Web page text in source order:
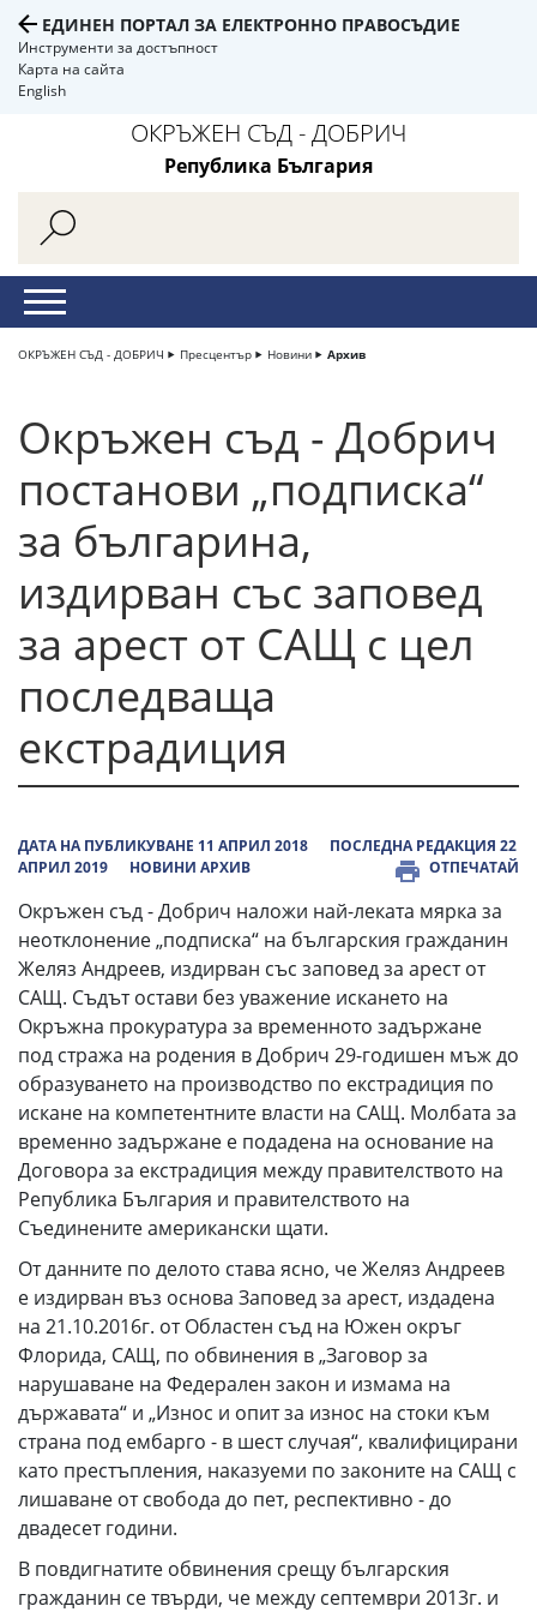
ЕДИНЕН ПОРТАЛ ЗА ЕЛЕКТРОННО ПРАВОСЪДИЕ
Инструменти за достъпност
Карта на сайта
English
ОКРЪЖЕН СЪД - ДОБРИЧ
Република България
ОКРЪЖЕН СЪД - ДОБРИЧ Пресцентър Новини Архив
Окръжен съд - Добрич
постанови „подписка“
за българина,
издирван със заповед
за арест от САЩ с цел
последваща
екстрадиция
ДАТА НА ПУБЛИКУВАНЕ 11 АПРИЛ 2018
ПОСЛЕДНА РЕДАКЦИЯ 22
АПРИЛ 2019
НОВИНИ АРХИВ ОТПЕЧАТАЙ
Окръжен съд - Добрич наложи най-леката мярка за
неотклонение „подписка“ на българския гражданин
Желяз Андреев, издирван със заповед за арест от
САЩ. Съдът остави без уважение искането на
Окръжна прокуратура за временното задържане
под стража на родения в Добрич 29-годишен мъж до
образуването на производство по екстрадиция по
искане на компетентните власти на САЩ. Молбата за
временно задържане е подадена на основание на
Договора за екстрадиция между правителството на
Република България и правителството на
Съединените американски щати.
От данните по делото става ясно, че Желяз Андреев
е издирван въз основа Заповед за арест, издадена
на 21.10.2016г. от Областен съд на Южен окръг
Флорида, САЩ, по обвинения в „Заговор за
нарушаване на Федерален закон и измама на
държавата“ и „Износ и опит за износ на стоки към
страна под ембарго - в шест случая“, квалифицирани
като престъпления, наказуеми по законите на САЩ с
лишаване от свобода до пет, респективно - до
двадесет години.
В повдигнатите обвинения срещу българския
гражданин се твърди, че между септември 2013г. и